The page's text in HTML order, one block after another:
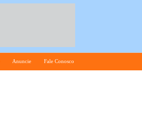
Anuncie Fale Conosco